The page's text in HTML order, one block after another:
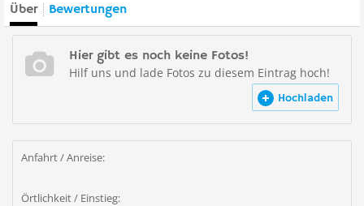
Über Bewertungen
Hier gibt es noch keine Fotos!
Hilf uns und lade Fotos zu diesem Eintrag hoch!
Hochladen
Anfahrt / Anreise:
Örtlichkeit / Einstieg: